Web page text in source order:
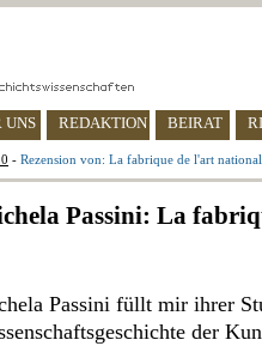
UNS REDAKTION BEIRAT
- Rezension von: La fabrique de l'art national
Passini: La
Passini füllt mir ihrer
der